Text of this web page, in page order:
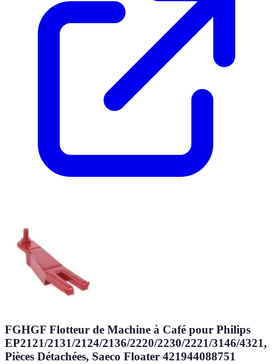
FGHGF Flotteur de Machine à Café pour Philips
EP2121/2131/2124/2136/2220/2230/2221/3146/4321,
Pièces Détachées, Saeco Floater 421944088751